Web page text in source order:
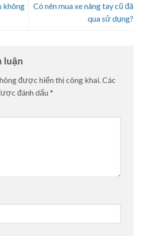
không
Có nên mua xe nâng tay cũ đã
qua sử dụng?
luận
được hiển thị công khai. Các
đánh dấu *